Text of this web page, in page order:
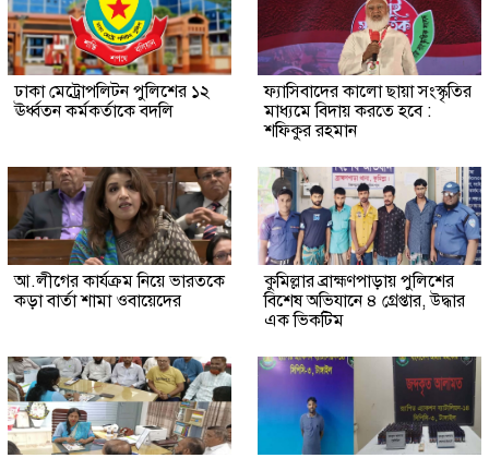
ঢাকা মেট্রোপলিটন পুলিশের ১২
ঊর্ধ্বতন কর্মকর্তাকে বদলি
ফ্যাসিবাদের কালো ছায়া সংস্কৃতির
মাধ্যমে বিদায় করতে হবে :
শফিকুর রহমান
আ.লীগের কার্যক্রম নিয়ে ভারতকে
কড়া বার্তা শামা ওবায়েদের
কুমিল্লার ব্রাহ্মণপাড়ায় পুলিশের
বিশেষ অভিযানে ৪ গ্রেপ্তার, উদ্ধার
এক ভিকটিম